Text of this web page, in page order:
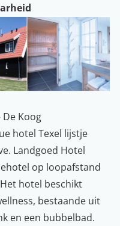
Koog
hotel Texel lijstje
Landgoed Hotel
op loopafstand
hotel beschikt
bestaande uit
en een bubbelbad.